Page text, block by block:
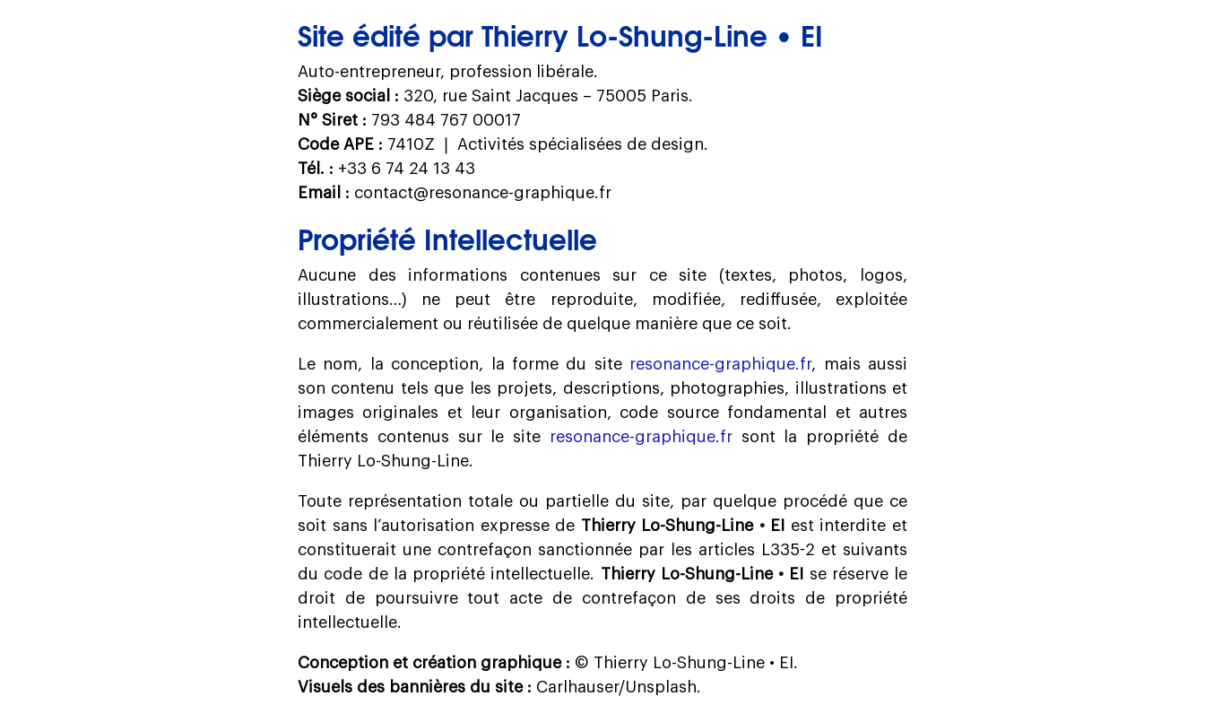
Site édité par Thierry Lo-Shung-Line • EI
Auto-entrepreneur, profession libérale.
Siège social : 320, rue Saint Jacques – 75005 Paris.
N° Siret : 793 484 767 00017
Code APE : 7410Z ❘ Activités spécialisées de design.
Tél. : +33 6 74 24 13 43
Email : contact@resonance-graphique.fr
Propriété Intellectuelle
Aucune des informations contenues sur ce site (textes, photos, logos,
illustrations…) ne peut être reproduite, modifiée, rediffusée, exploitée
commercialement ou réutilisée de quelque manière que ce soit.
Le nom, la conception, la forme du siteresonance-graphique.fr, mais aussi
son contenu tels que les projets, descriptions, photographies, illustrations et
images originales et leur organisation, code source fondamental et autres
éléments contenus sur le site
resonance-graphique.frsont la propriété de
Thierry Lo-Shung-Line.
Toute représentation totale ou partielle du site, par quelque procédé que ce
soit sans l’autorisation expresse de Thierry Lo-Shung-Line • EI
est interdite et
constituerait une contrefaçon sanctionnée par les articles L335-2 et suivants
du code de la propriété intellectuelle. Thierry Lo-Shung-Line • EI
se réserve le
droit de poursuivre tout acte de contrefaçon de ses droits de propriété
intellectuelle.
Conception et création graphique : © Thierry Lo-Shung-Line • EI.
Visuels des bannières du site : Carlhauser/Unsplash.